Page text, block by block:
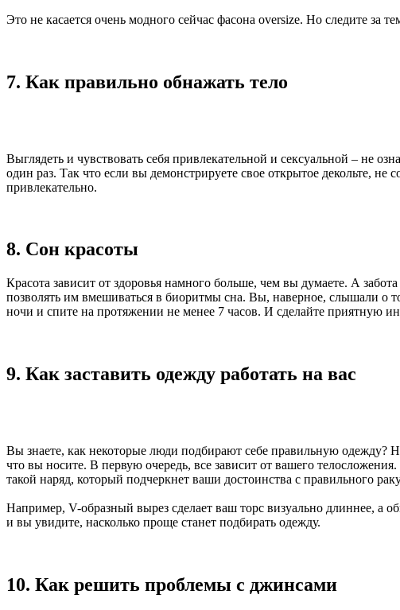
Это не касается очень модного сейчас фасона oversize. Но следите
7. Как правильно обнажать тело
Выглядеть и чувствовать себя привлекательной и сексуальной – не
один раз. Так что если вы демонстрируете свое открытое декольте,
привлекательно.
8. Сон красоты
Красота зависит от здоровья намного больше, чем вы думаете. А
позволять им вмешиваться в биоритмы сна. Вы, наверное, слышали о
ночи и спите на протяжении не менее 7 часов. И сделайте приятную
9. Как заставить одежду работать на вас
Вы знаете, как некоторые люди подбирают себе правильную одежду?
что вы носите. В первую очередь, все зависит от вашего
такой наряд, который подчеркнет ваши достоинства с правильного
Например, V-образный вырез сделает ваш торс визуально длиннее, а
и вы увидите, насколько проще станет подбирать одежду.
10. Как решить проблемы с джинсами